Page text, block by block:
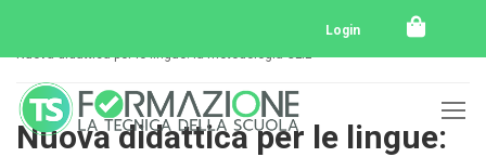
Login
Nuova didattica per le lingue: la metodologia CLIL
Nuova didattica per le lingue: